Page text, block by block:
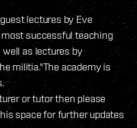
lectures by Eve
successful teaching
as lectures by
militia."The academy is
or tutor then please
space for further updates